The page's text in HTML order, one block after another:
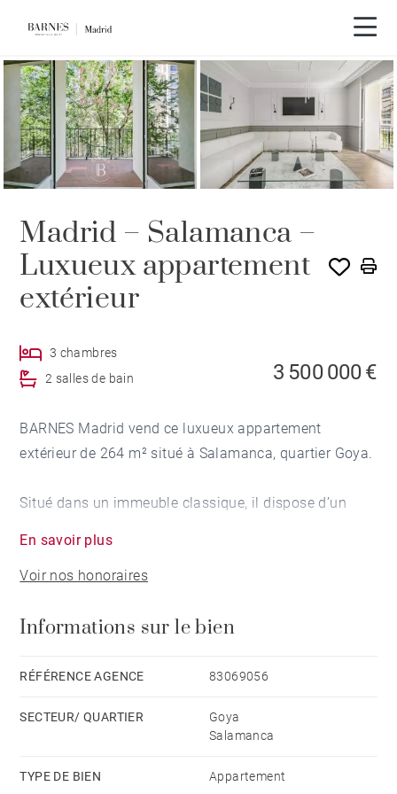
Visite vidéo
Madrid – Salamanca –
Luxueux appartement
extérieur
3 chambres
2 salles de bain
3 500 000 €
BARNES Madrid vend ce luxueux appartement
extérieur de 264 m² situé à Salamanca, quartier Goya.
Situé dans un immeuble classique, il dispose d’un
Doté d’éléments architecturaux protégés, ce bien
lumière naturelle et de caractère classique.
Le logement luxueux, entièrement extérieur et très
partie sociale et sud pour la partie privée, garantissant
En savoir plus
Voir nos honoraires
Informations sur le bien
RÉFÉRENCE AGENCE 83069056
SECTEUR/ QUARTIER
Goya
Salamanca
TYPE DE BIEN Appartement